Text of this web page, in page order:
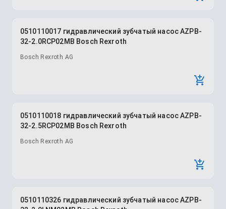
0510110017 гидравлический зубчатый насос AZPB-
32-2.0RCP02MB Bosch Rexroth
Bosch Rexroth AG
0510110018 гидравлический зубчатый насос AZPB-
32-2.5RCP02MB Bosch Rexroth
Bosch Rexroth AG
0510110326 гидравлический зубчатый насос AZPB-